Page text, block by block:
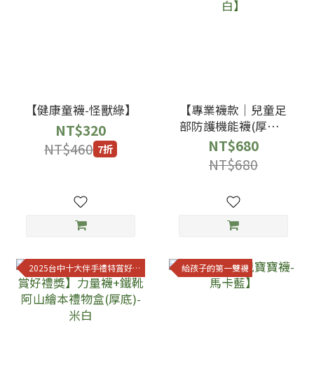
【健康童襪-怪獸綠】
NT$320
NT$460 7折
【專業襪款｜兒童足
部防護機能襪(厚底)-
米白】
NT$680
NT$680
2025台中十大伴手禮特賞好禮獎 給孩子的第一雙襪